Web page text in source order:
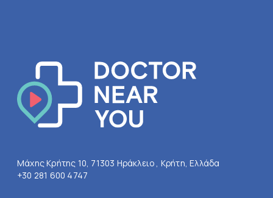
Μάχης Κρήτης 10, 71303 Ηράκλειο , Κρήτη, Ελλάδα
+30 281 600 4747